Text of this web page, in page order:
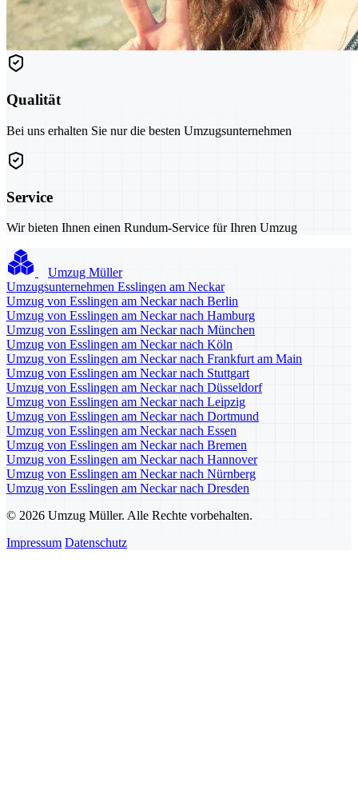
Qualität
Bei uns erhalten Sie nur die besten Umzugsunternehmen
Service
Wir bieten Ihnen einen Rundum-Service für Ihren Umzug
Umzug Müller
Umzugsunternehmen Esslingen am Neckar
Umzug von Esslingen am Neckar nach Berlin
Umzug von Esslingen am Neckar nach Hamburg
Umzug von Esslingen am Neckar nach München
Umzug von Esslingen am Neckar nach Köln
Umzug von Esslingen am Neckar nach Frankfurt am Main
Umzug von Esslingen am Neckar nach Stuttgart
Umzug von Esslingen am Neckar nach Düsseldorf
Umzug von Esslingen am Neckar nach Leipzig
Umzug von Esslingen am Neckar nach Dortmund
Umzug von Esslingen am Neckar nach Essen
Umzug von Esslingen am Neckar nach Bremen
Umzug von Esslingen am Neckar nach Hannover
Umzug von Esslingen am Neckar nach Nürnberg
Umzug von Esslingen am Neckar nach Dresden
© 2026 Umzug Müller. Alle Rechte vorbehalten.
Impressum Datenschutz